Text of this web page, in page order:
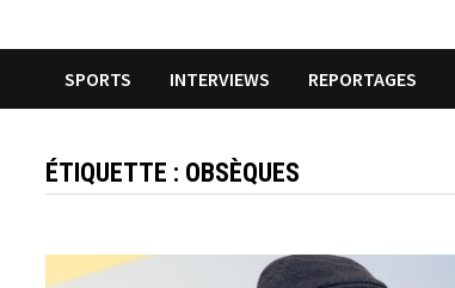
SPORTS INTERVIEWS REPORTAGES
ÉTIQUETTE : OBSÈQUES